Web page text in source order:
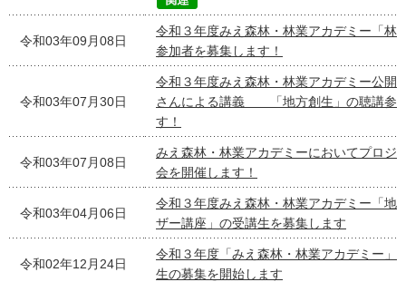
令和03年09月08日
令和３年度みえ森林・林業アカデミー「林
参加者を募集します！
令和03年07月30日
令和３年度みえ森林・林業アカデミー公
さんによる講義 「地方創生」の聴講参
す！
令和03年07月08日
みえ森林・林業アカデミーにおいてプロジ
会を開催します！
令和03年04月06日
令和３年度みえ森林・林業アカデミー「地
ザー講座」の受講生を募集します
令和02年12月24日
令和３年度「みえ森林・林業アカデミー」
生の募集を開始します